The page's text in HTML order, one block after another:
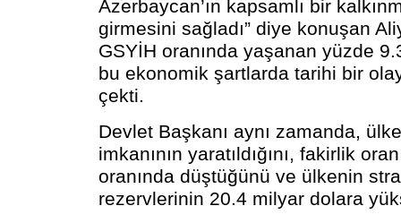
Azerbaycan’ın kapsamlı bir
girmesini sağladı” diye konuşan
GSYİH oranında yaşanan yüzde
bu ekonomik şartlarda tarihi bir
çekti.
Devlet Başkanı aynı zamanda,
imkanının yaratıldığını, fakirlik
oranında düştüğünü ve ülkenin
rezervlerinin 20.4 milyar dolara